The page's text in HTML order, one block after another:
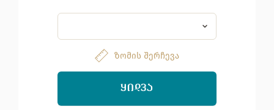
ზომის შერჩევა
ᲧᲘᲓᲕᲐ